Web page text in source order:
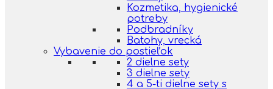
Kozmetika, hygienické
potreby
Podbradníky
Batohy, vrecká
Vybavenie do postieľok
2 dielne sety
3 dielne sety
4 a 5-ti dielne sety s